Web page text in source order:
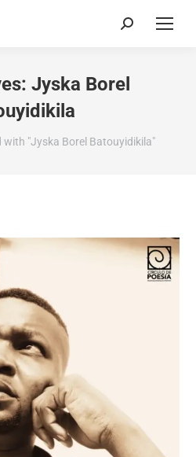
Jyska Borel
with "Jyska Borel Batouyidikila"